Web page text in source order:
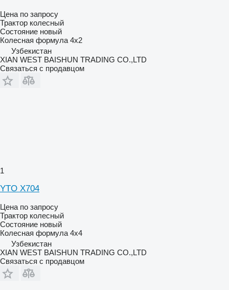
Цена по запросу
Трактор колесный
Состояние новый
Колесная формула 4x2
Узбекистан
XIAN WEST BAISHUN TRADING CO.,LTD
Связаться с продавцом
1
YTO X704
Цена по запросу
Трактор колесный
Состояние новый
Колесная формула 4x4
Узбекистан
XIAN WEST BAISHUN TRADING CO.,LTD
Связаться с продавцом